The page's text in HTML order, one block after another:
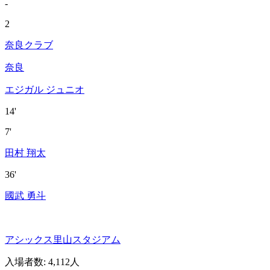
-
2
奈良クラブ
奈良
エジガル ジュニオ
14'
7'
田村 翔太
36'
國武 勇斗
アシックス里山スタジアム
入場者数: 4,112人